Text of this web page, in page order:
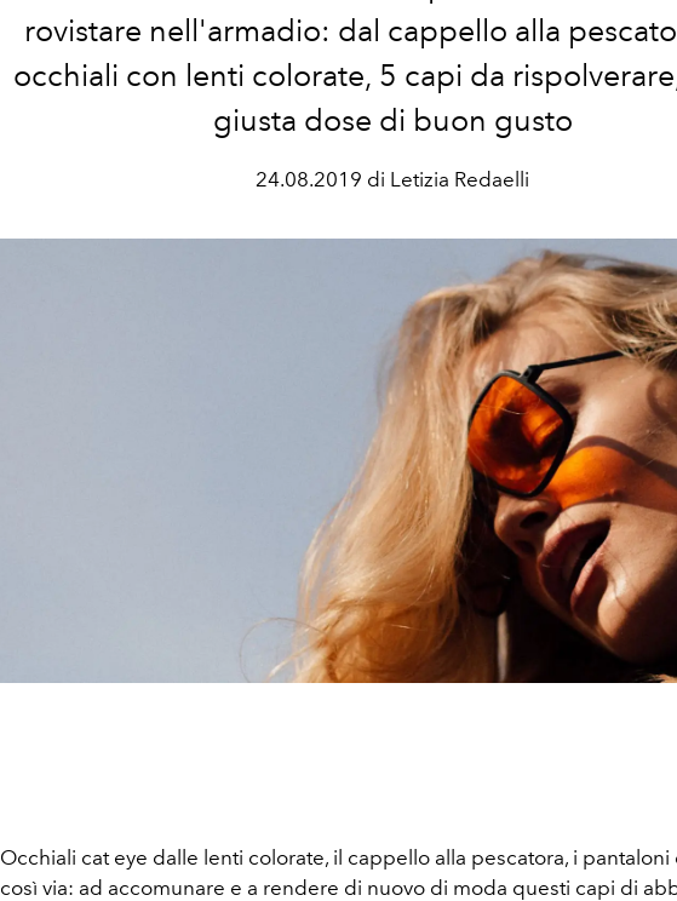
rovistare nell'armadio: dal cappello alla
occhiali con lenti colorate, 5 capi da
giusta dose di buon gusto
24.08.2019 di Letizia Redaelli
Occhiali cat eye dalle lenti colorate, il cappello alla pescatora, i pantaloni
così via: ad accomunare e a rendere di nuovo di moda questi capi di